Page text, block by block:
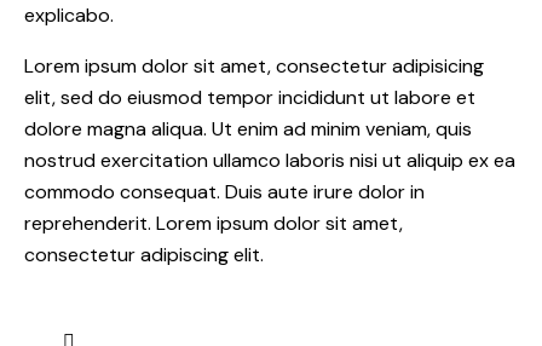
explicabo.
Lorem ipsum dolor sit amet, consectetur adipisicing
elit, sed do eiusmod tempor incididunt ut labore et
dolore magna aliqua. Ut enim ad minim veniam, quis
nostrud exercitation ullamco laboris nisi ut aliquip ex ea
commodo consequat. Duis aute irure dolor in
reprehenderit. Lorem ipsum dolor sit amet,
consectetur adipiscing elit.